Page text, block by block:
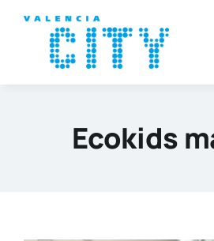
contenido
Ecokids